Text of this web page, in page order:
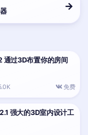
过3D布置你的房间
免费
强大的3D室内设计工